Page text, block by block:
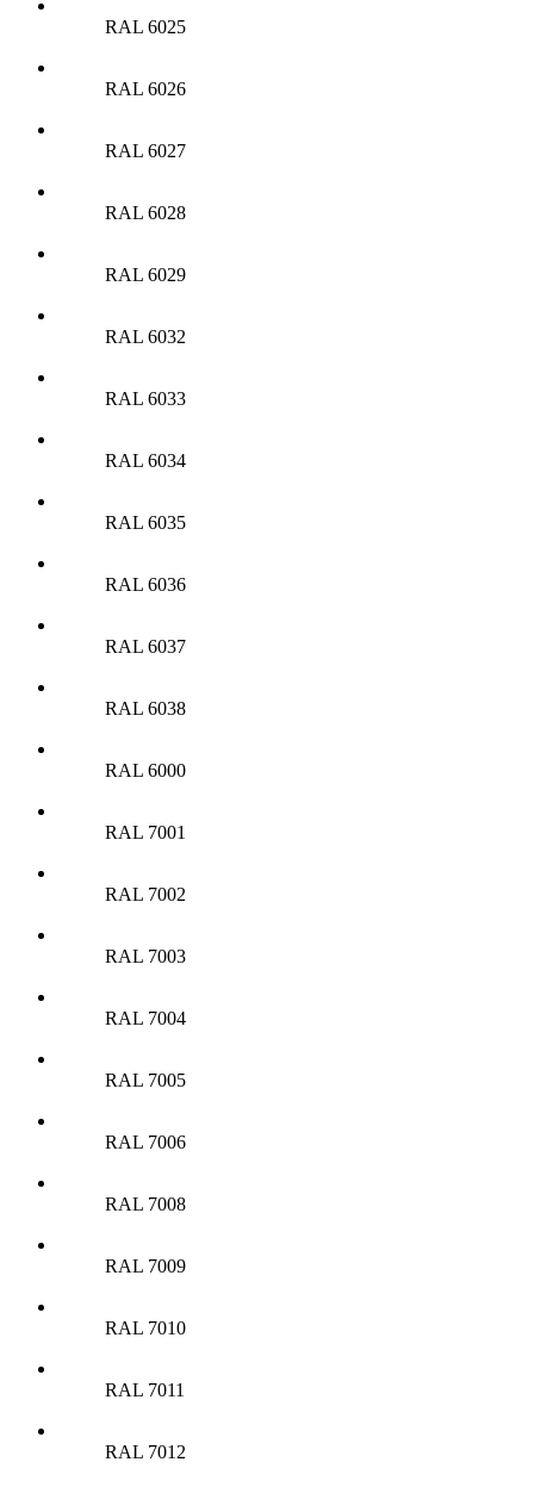
RAL 6025
RAL 6026
RAL 6027
RAL 6028
RAL 6029
RAL 6032
RAL 6033
RAL 6034
RAL 6035
RAL 6036
RAL 6037
RAL 6038
RAL 6000
RAL 7001
RAL 7002
RAL 7003
RAL 7004
RAL 7005
RAL 7006
RAL 7008
RAL 7009
RAL 7010
RAL 7011
RAL 7012